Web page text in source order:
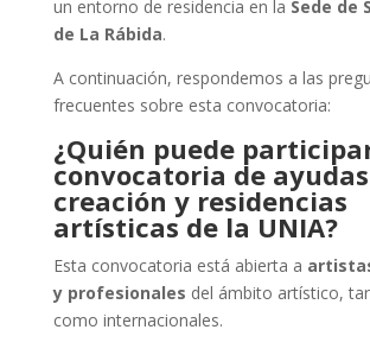
un entorno de residencia en la Sede de
de La Rábida.
A continuación, respondemos a las
frecuentes sobre esta convocatoria:
¿Quién puede
convocatoria de
creación y residencias
artísticas de la UNIA?
Esta convocatoria está abierta a
y profesionales del ámbito artístico,
como internacionales.